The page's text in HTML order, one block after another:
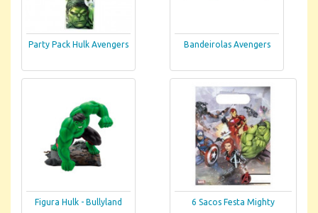
Party Pack Hulk Avengers Bandeirolas Avengers
Figura Hulk - Bullyland 6 Sacos Festa Mighty